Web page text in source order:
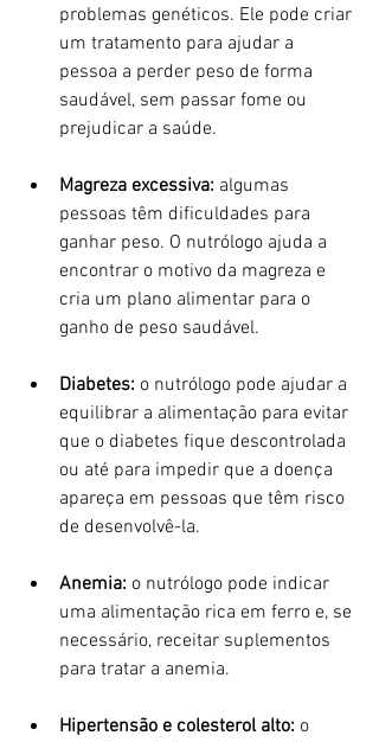
problemas genéticos. Ele pode criar
um tratamento para ajudar a
pessoa a perder peso de forma
saudável, sem passar fome ou
prejudicar a saúde.
Magreza excessiva: algumas
pessoas têm dificuldades para
ganhar peso. O nutrólogo ajuda a
encontrar o motivo da magreza e
cria um plano alimentar para o
ganho de peso saudável.
Diabetes: o nutrólogo pode ajudar a
equilibrar a alimentação para evitar
que o diabetes fique descontrolada
ou até para impedir que a doença
apareça em pessoas que têm risco
de desenvolvê-la.
Anemia: o nutrólogo pode indicar
uma alimentação rica em ferro e, se
necessário, receitar suplementos
para tratar a anemia.
Hipertensão e colesterol alto: o